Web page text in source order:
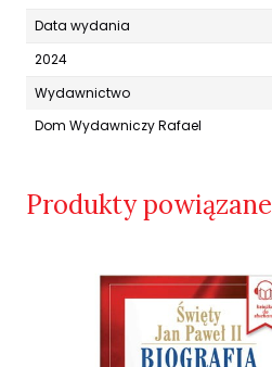
Data wydania
2024
Wydawnictwo
Dom Wydawniczy Rafael
Produkty powiązane